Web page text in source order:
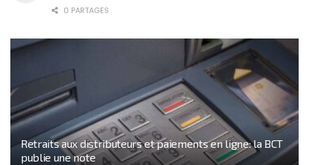
0 PARTAGES
Retraits aux distributeurs et paiements en ligne: la BCT
publie une note